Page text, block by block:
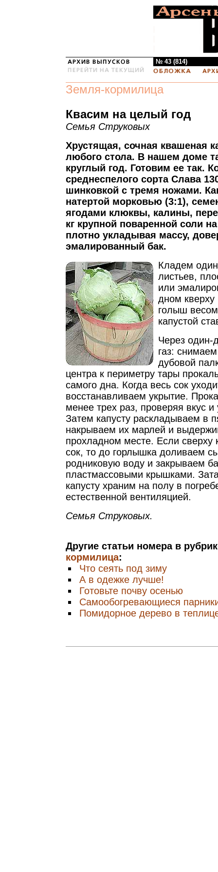
№ 43 (814)
Земля-кормилица
Квасим на целый год
Семья Струковых
Хрустящая, сочная квашеная
любого стола. В нашем доме
круглый год. Готовим ее так.
среднеспелого сорта Слава
шинковкой с тремя ножами.
натертой морковью (3:1),
ягодами клюквы, калины,
кг крупной поваренной соли
плотно укладывая массу,
эмалированный бак.
Кладем
листьев,
или
дном кверху
голыш
капустой
Через один-
газ:
дубовой
центра к периметру тары
самого дна. Когда весь сок
восстанавливаем укрытие.
менее трех раз, проверяя вкус и
Затем капусту раскладываем в
накрываем их марлей и
прохладном месте. Если сверху
сок, то до горлышка доливаем
родниковую воду и закрываем
пластмассовыми крышками.
капусту храним на полу в
естественной вентиляцией.
Семья Струковых.
Другие статьи номера в
кормилица:
Что сеять под зиму
А в одежке лучше!
Готовьте почву осенью
Cамообогревающиеся
Помидорное дерево в